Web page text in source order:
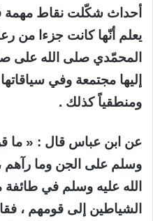
أحداث شكّلت نقاط مهمة
يعلم أنّها كانت جزءا من
المحمّدي صلى الله على
إليها مجتمعة وفي
ومنطقياً كذلك .
عن ابن عباس قال : « ما
وسلم على الجن وما
الله عليه وسلم في
الشياطين إلى قومهم ،